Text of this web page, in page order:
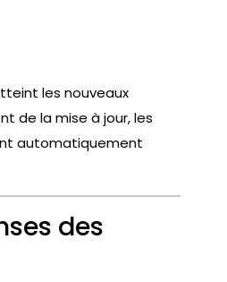
les nouveaux
de la mise à jour, les
automatiquement
des